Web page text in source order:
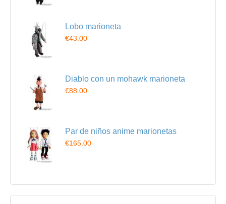
Lobo marioneta
€43.00
Diablo con un mohawk marioneta
€88.00
Par de niños anime marionetas
€165.00